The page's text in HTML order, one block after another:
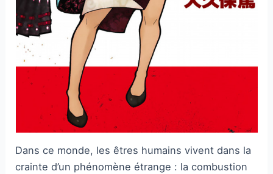
Dans ce monde, les êtres humains vivent dans la
crainte d’un phénomène étrange : la combustion